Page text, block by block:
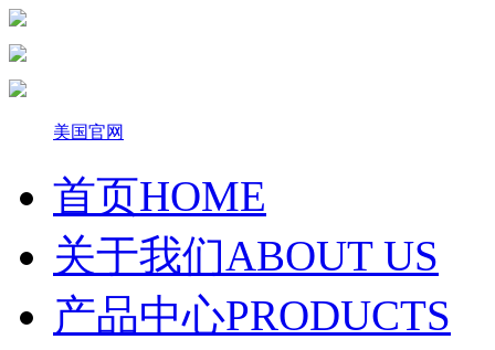
美国官网
首页HOME
关于我们ABOUT US
产品中心PRODUCTS